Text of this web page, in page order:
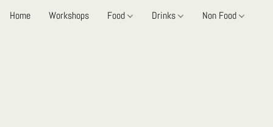
Home Workshops Food Drinks Non Food